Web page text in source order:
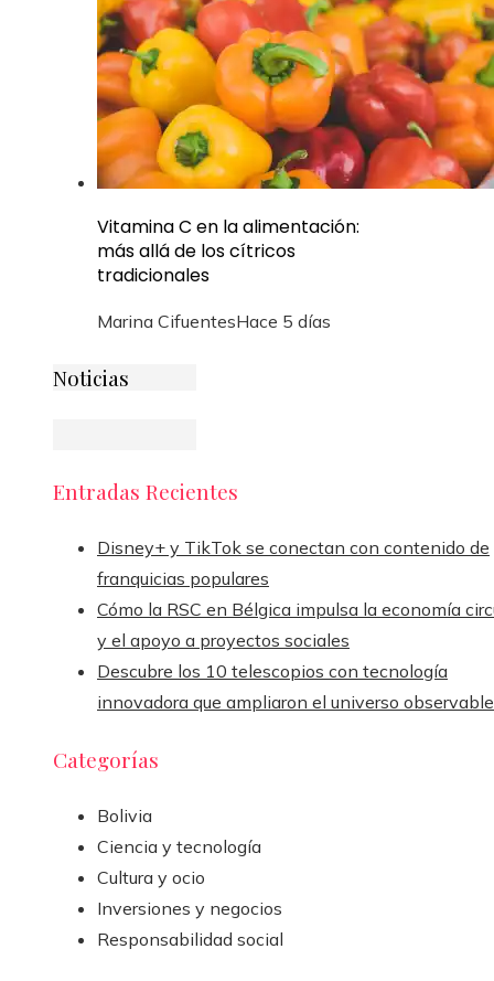
Vitamina C en la alimentación:
más allá de los cítricos
tradicionales
Marina CifuentesHace 5 días
Noticias
Entradas Recientes
Disney+ y TikTok se conectan con contenido de
franquicias populares
Cómo la RSC en Bélgica impulsa la economía
y el apoyo a proyectos sociales
Descubre los 10 telescopios con tecnología
innovadora que ampliaron el universo observable
Categorías
Bolivia
Ciencia y tecnología
Cultura y ocio
Inversiones y negocios
Responsabilidad social